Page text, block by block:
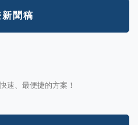
聞稿
速、最便捷的方案！